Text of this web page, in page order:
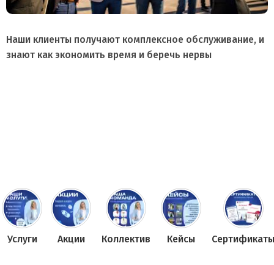
Наши клиенты получают комплексное обслуживание, и
знают как экономить время и беречь нервы
Услуги Акции Коллектив Кейсы Сертификаты